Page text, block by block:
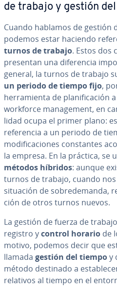
de trabajo y gestión
Cuando hablamos de gestión
podemos estar haciendo
turnos de trabajo. Estos dos
presentan una di­fe­re­n­cia
general, la turnos de trabajo
un periodo de tiempo fijo,
he­rra­mie­n­ta de pla­ni­fi­ca­ción
workforce ma­na­ge­me­nt, en
li­dad ocupa el primer plano:
re­fe­re­n­cia a un periodo de
mo­di­fi­ca­cio­nes co­n­s­ta­n­tes
la empresa. En la práctica, se
métodos híbridos: aunque
turnos de trabajo, cuando
situación de so­bre­de­ma­n­da,
ción de otros turnos nuevos.
La gestión de fuerza de
registro ycontrol horario de
motivo, podemos decir que
llamada gestión del tiempoy
método destinado a
relativos al tiempo en el